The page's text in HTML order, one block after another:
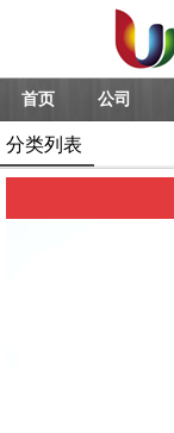
首页 公司
分类列表